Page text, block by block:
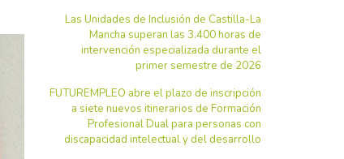
Las Unidades de Inclusión de Castilla-La
Mancha superan las 3.400 horas de
intervención especializada durante el
primer semestre de 2026
FUTUREMPLEO abre el plazo de inscripción
a siete nuevos itinerarios de Formación
Profesional Dual para personas con
discapacidad intelectual y del desarrollo